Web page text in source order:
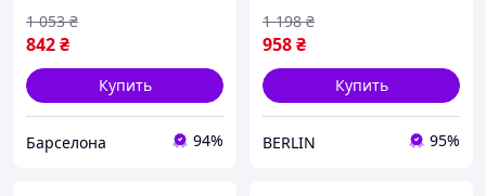
842₴
1 053 ₴
Купить
Барселона 94%
958₴
1 198 ₴
Купить
BERLIN 95%